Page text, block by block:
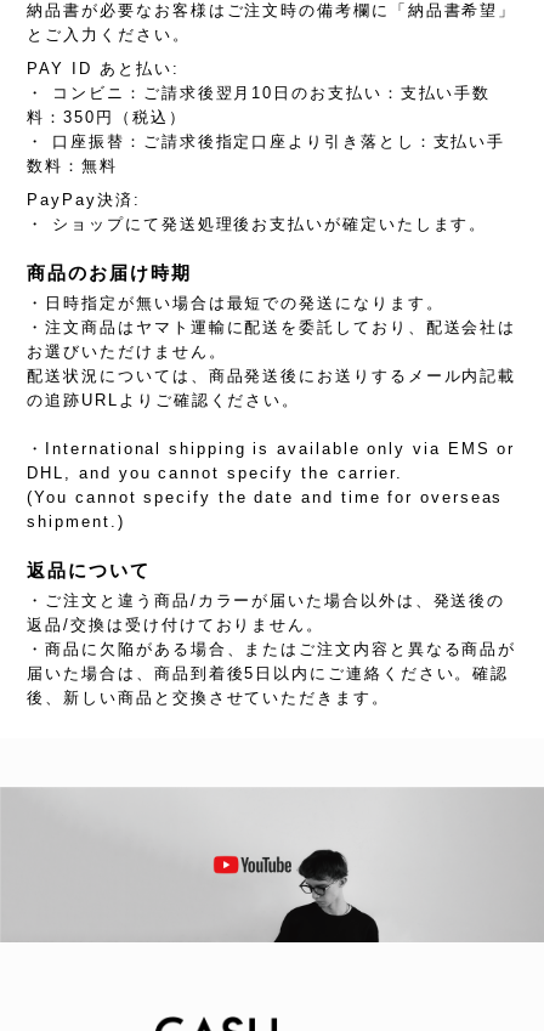
納品書が必要なお客様はご注文時の備考欄に「納品書希望」
とご入力ください。
PAY ID あと払い:
・ コンビニ：ご請求後翌月10日のお支払い：支払い手数
料：350円（税込）
・ 口座振替：ご請求後指定口座より引き落とし：支払い手
数料：無料
PayPay決済:
・ ショップにて発送処理後お支払いが確定いたします。
商品のお届け時期
・日時指定が無い場合は最短での発送になります。
・注文商品はヤマト運輸に配送を委託しており、配送会社は
お選びいただけません。
配送状況については、商品発送後にお送りするメール内記載
の追跡URLよりご確認ください。
・International shipping is available only via EMS or
DHL, and you cannot specify the carrier.
(You cannot specify the date and time for overseas
shipment.)
返品について
・ご注文と違う商品/カラーが届いた場合以外は、発送後の
返品/交換は受け付けておりません。
・商品に欠陥がある場合、またはご注文内容と異なる商品が
届いた場合は、商品到着後5日以内にご連絡ください。確認
後、新しい商品と交換させていただきます。